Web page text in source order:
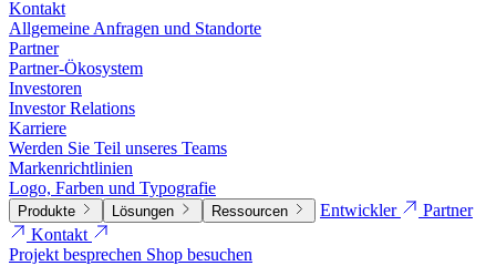
Kontakt
Allgemeine Anfragen und Standorte
Partner
Partner-Ökosystem
Investoren
Investor Relations
Karriere
Werden Sie Teil unseres Teams
Markenrichtlinien
Logo, Farben und Typografie
Produkte Lösungen Ressourcen Entwickler
Partner
Kontakt
Projekt besprechen Shop besuchen